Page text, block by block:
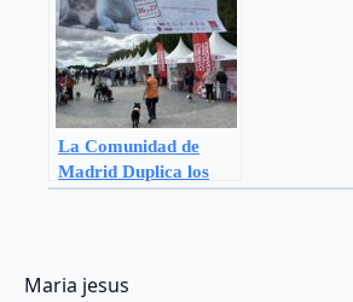
La Comunidad de
Madrid Duplica los
Maria jesus